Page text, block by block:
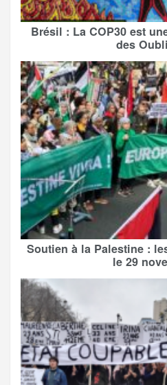
Brésil : La COP30 est
des
Soutien à la Palestine :
le 29